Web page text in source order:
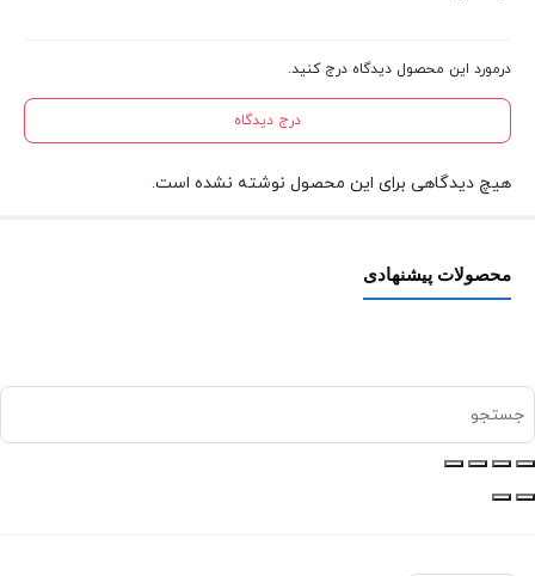
درمورد این محصول دیدگاه درج کنید.
درج دیدگاه
هیچ دیدگاهی برای این محصول نوشته نشده است.
محصولات پیشنهادی